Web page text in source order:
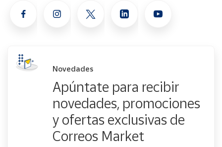
literaria inolvidable.
- Sumérgete en la belleza y la brutalidad de la historia.
- Una oportunidad única para explorar el pasado a través de
los ojos de personajes inolvidables.
¡No te pierdas la oportunidad de ser parte de esta
conmovedora historia! Adquiere "La Dulzura del Agua
(ADN)" ahora y vive una experiencia literaria que perdurará
en tu memoria.
Novedades
Apúntate para recibir
novedades, promociones
y ofertas exclusivas de
Correos Market